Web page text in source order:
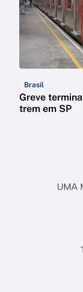
Brasil
Greve
trem em SP